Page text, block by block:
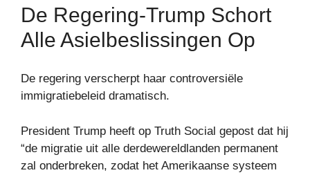
De Regering-Trump Schort
Alle Asielbeslissingen Op
De regering verscherpt haar controversiële
immigratiebeleid dramatisch.
President Trump heeft op Truth Social gepost dat hij
“de migratie uit alle derdewereldlanden permanent
zal onderbreken, zodat het Amerikaanse systeem